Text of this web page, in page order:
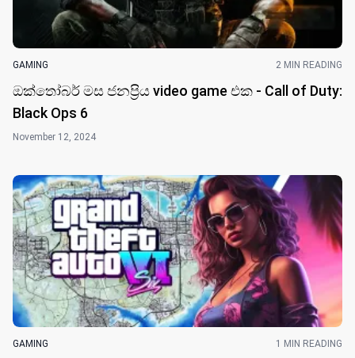
GAMING 2 MIN READING
ඔක්තෝබර් මස ජනප්‍රිය video game එක - Call of Duty:
Black Ops 6
November 12, 2024
GAMING 1 MIN READING